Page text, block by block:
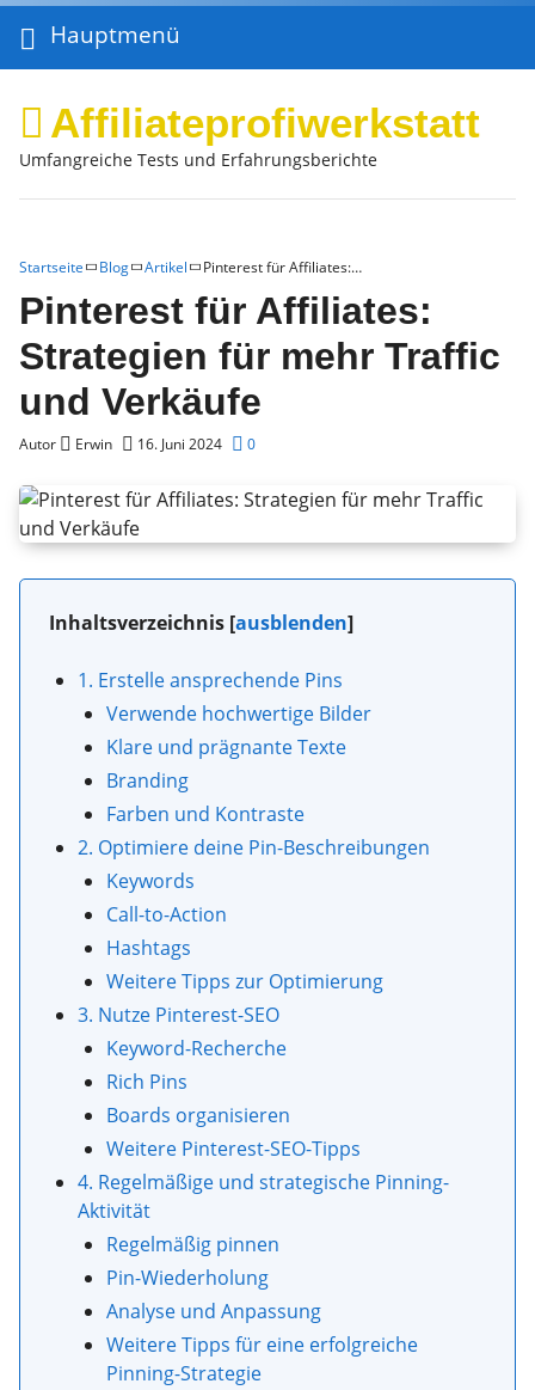
Hauptmenü
Affiliateprofiwerkstatt
Umfangreiche Tests und Erfahrungsberichte
Startseite Blog Artikel Pinterest für Affiliates:…
Pinterest für Affiliates:
Strategien für mehr Traffic
und Verkäufe
Autor Erwin 16. Juni 2024 0
Inhaltsverzeichnis [ausblenden]
1. Erstelle ansprechende Pins
Verwende hochwertige Bilder
Klare und prägnante Texte
Branding
Farben und Kontraste
2. Optimiere deine Pin-Beschreibungen
Keywords
Call-to-Action
Hashtags
Weitere Tipps zur Optimierung
3. Nutze Pinterest-SEO
Keyword-Recherche
Rich Pins
Boards organisieren
Weitere Pinterest-SEO-Tipps
4. Regelmäßige und strategische Pinning-
Aktivität
Regelmäßig pinnen
Pin-Wiederholung
Analyse und Anpassung
Weitere Tipps für eine erfolgreiche
Pinning-Strategie